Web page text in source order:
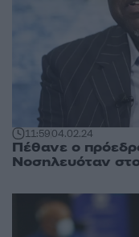
11:5904.02.24
Πέθανε ο
Νοσηλευόταν